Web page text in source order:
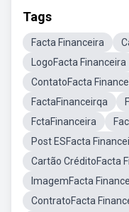
Tags
Facta Financeira
LogoFacta Financeira
ContatoFacta
FactaFinanceirqa
FctaFinanceira
Post ESFacta
Cartão CréditoFacta
ImagemFacta
ContratoFacta